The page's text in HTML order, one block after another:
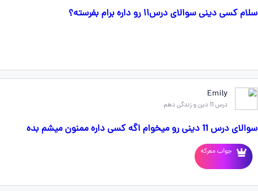
سلام کسی دینی سوالای درس۱۱ رو داره برام بفرسته؟
Emily
درس 11 دین و زندگی دهم
سوالای درس 11 دینی رو میخوام اگه کسی داره ممنون میشم بده
جواب معرکه